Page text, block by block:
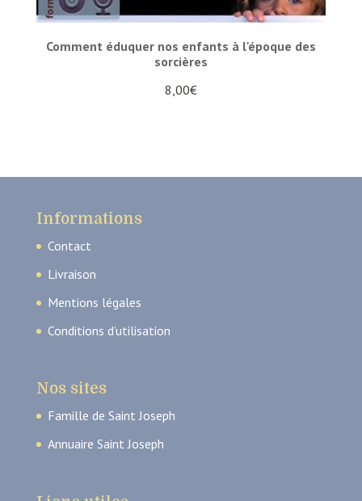
Comment éduquer nos enfants à l'époque des
sorcières
8,00€
Informations
Contact
Livraison
Mentions légales
Conditions d’utilisation
Nos sites
Famille de Saint Joseph
Annuaire Saint Joseph